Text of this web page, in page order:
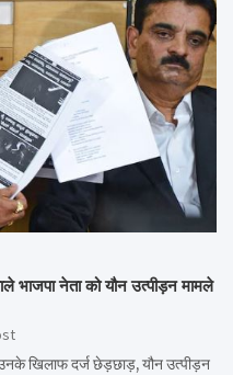
भाजपा नेता को यौन उत्पीड़न मामले
खिलाफ दर्ज छेड़छाड़, यौन उत्पीड़न